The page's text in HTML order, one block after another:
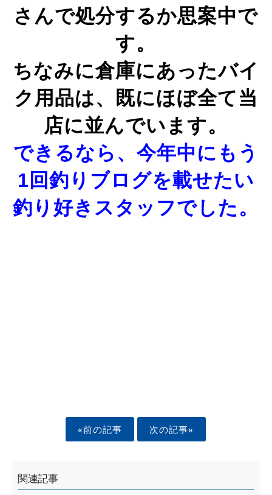
さんで処分するか思案中で
す。
ちなみに倉庫にあったバイ
ク用品は、既にほぼ全て当
店に並んでいます。
できるなら、今年中にもう
1回釣りブログを載せたい
釣り好きスタッフでした。
«前の記事 次の記事»
関連記事